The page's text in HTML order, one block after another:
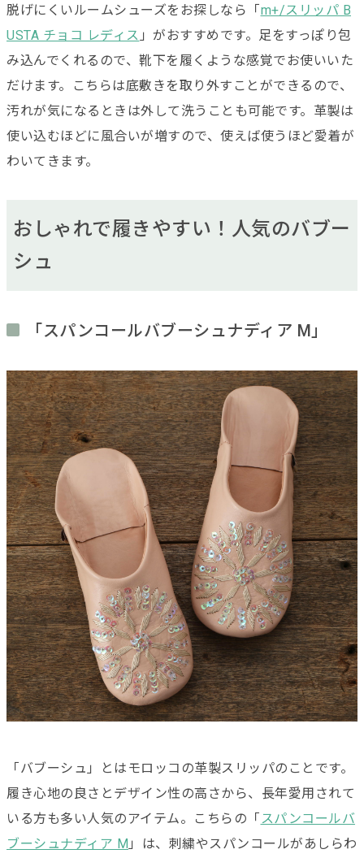
脱げにくいルームシューズをお探しなら「m+/スリッパ B
USTA チョコ レディス 」がおすすめです。足をすっぽり包
み込んでくれるので、靴下を履くような感覚でお使いいた
だけます。こちらは底敷きを取り外すことができるので、
汚れが気になるときは外して洗うことも可能です。革製は
使い込むほどに風合いが増すので、使えば使うほど愛着が
わいてきます。
おしゃれで履きやすい！人気のバブー
シュ
「スパンコールバブーシュナディア M」
「バブーシュ」とはモロッコの革製スリッパのことです。
履き心地の良さとデザイン性の高さから、長年愛用されて
いる方も多い人気のアイテム。こちらの「 スパンコールバ
ブーシュナディア M 」は、刺繍やスパンコールがあしらわ